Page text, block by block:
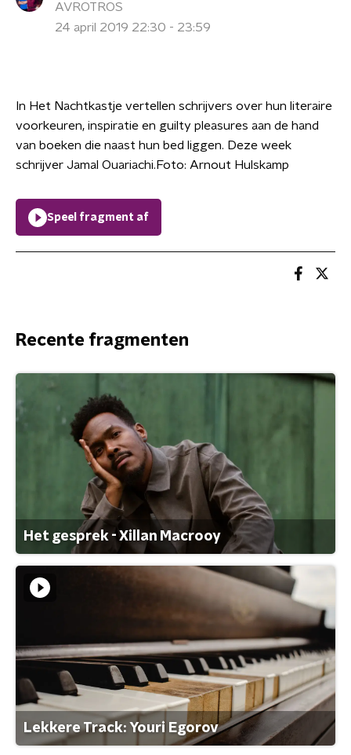
AVROTROS
24 april 2019 22:30 - 23:59
In Het Nachtkastje vertellen schrijvers over hun literaire
voorkeuren, inspiratie en guilty pleasures aan de hand
van boeken die naast hun bed liggen. Deze week
schrijver Jamal Ouariachi.Foto: Arnout Hulskamp
Speel fragment af
Recente fragmenten
Het gesprek - Xillan Macrooy
Lekkere Track: Youri Egorov